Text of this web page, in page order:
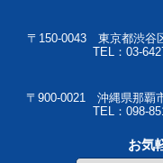
〒150-0043 東京都渋谷
TEL：03-
〒900-0021 沖縄県那覇
TEL：098-
お気